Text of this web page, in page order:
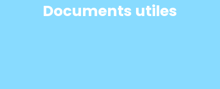
Documents utiles